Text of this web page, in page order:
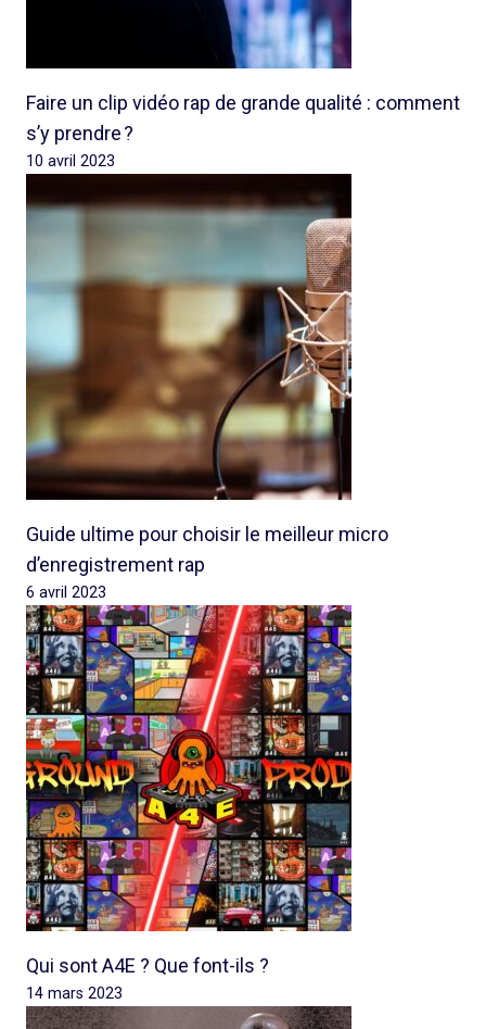
Faire un clip vidéo rap de grande qualité : comment
s’y prendre ?
10 avril 2023
Guide ultime pour choisir le meilleur micro
d’enregistrement rap
6 avril 2023
Qui sont A4E ? Que font-ils ?
14 mars 2023